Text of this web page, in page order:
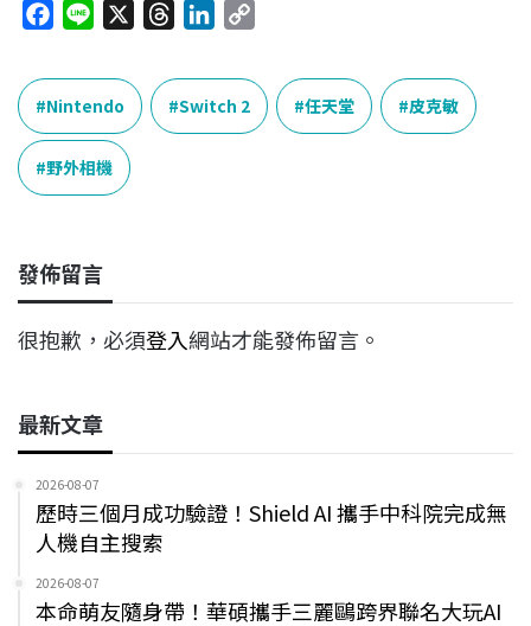
c
e
b
o
o
n
e
r
e
a
n
k
e
p
L
Nintendo Switch 2 任天堂 皮克敏
野外相機
發佈留言
很抱歉，必須登入網站才能發佈留言。
最新文章
2026-08-07
歷時三個月成功驗證！Shield AI 攜手中科院完成無
人機自主搜索
2026-08-07
本命萌友隨身帶！華碩攜手三麗鷗跨界聯名大玩AI